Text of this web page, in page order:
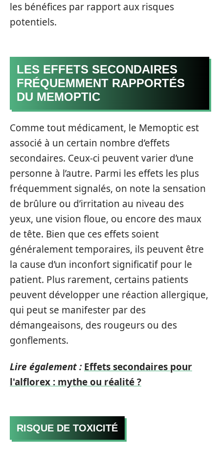
les bénéfices par rapport aux risques
potentiels.
LES EFFETS SECONDAIRES
FRÉQUEMMENT RAPPORTÉS
DU MEMOPTIC
Comme tout médicament, le Memoptic est
associé à un certain nombre d’effets
secondaires. Ceux-ci peuvent varier d’une
personne à l’autre. Parmi les effets les plus
fréquemment signalés, on note la sensation
de brûlure ou d’irritation au niveau des
yeux, une vision floue, ou encore des maux
de tête. Bien que ces effets soient
généralement temporaires, ils peuvent être
la cause d’un inconfort significatif pour le
patient. Plus rarement, certains patients
peuvent développer une réaction allergique,
qui peut se manifester par des
démangeaisons, des rougeurs ou des
gonflements.
Lire également : Effets secondaires pour
l'alflorex : mythe ou réalité ?
RISQUE DE TOXICITÉ